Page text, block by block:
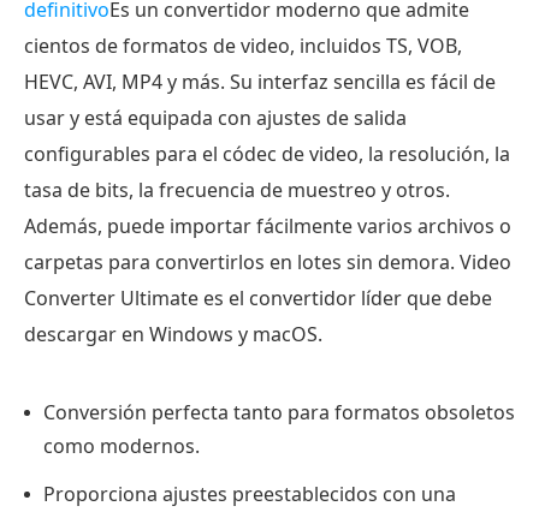
definitivoEs un convertidor moderno que admite
cientos de formatos de video, incluidos TS, VOB,
HEVC, AVI, MP4 y más. Su interfaz sencilla es fácil de
usar y está equipada con ajustes de salida
configurables para el códec de video, la resolución, la
tasa de bits, la frecuencia de muestreo y otros.
Además, puede importar fácilmente varios archivos o
carpetas para convertirlos en lotes sin demora. Video
Converter Ultimate es el convertidor líder que debe
descargar en Windows y macOS.
Conversión perfecta tanto para formatos obsoletos
como modernos.
Proporciona ajustes preestablecidos con una